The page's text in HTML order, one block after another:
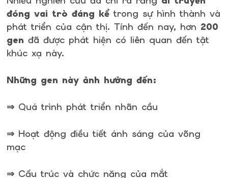
đóng vai trò đáng kể trong sự hình thành và
phát triển của cận thị. Tính đến nay, hơn 200
gen đã được phát hiện có liên quan đến tật
khúc xạ này.
Những gen này ảnh hưởng đến:
⇒ Quá trình phát triển nhãn cầu
⇒ Hoạt động điều tiết ánh sáng của võng
mạc
⇒ Cấu trúc và chức năng của mắt